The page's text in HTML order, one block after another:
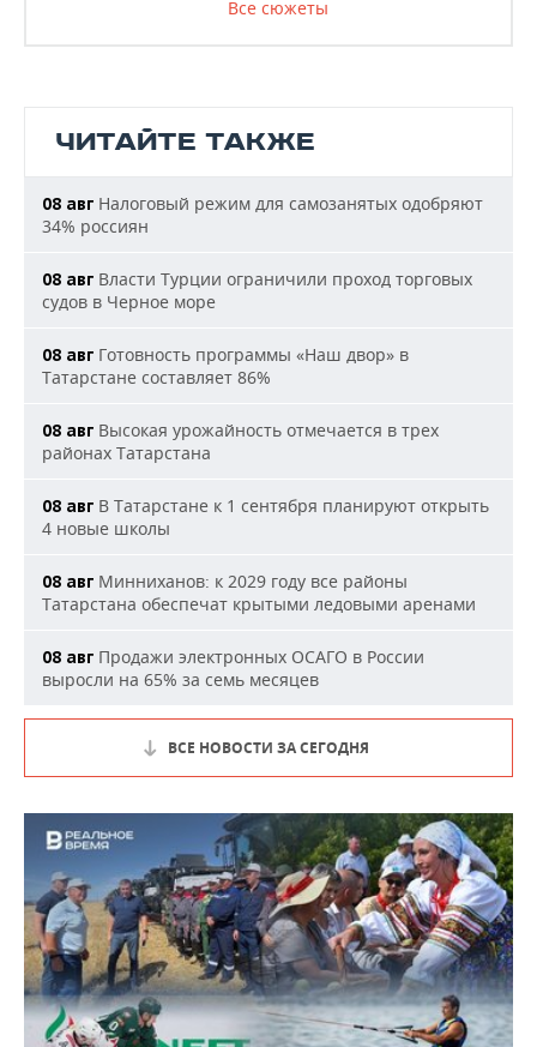
Все сюжеты
ЧИТАЙТЕ ТАКЖЕ
08 авг Налоговый режим для самозанятых одобряют
34% россиян
08 авг Власти Турции ограничили проход торговых
судов в Черное море
08 авг Готовность программы «Наш двор» в
Татарстане составляет 86%
08 авг Высокая урожайность отмечается в трех
районах Татарстана
08 авг В Татарстане к 1 сентября планируют открыть
4 новые школы
08 авг Минниханов: к 2029 году все районы
Татарстана обеспечат крытыми ледовыми аренами
08 авг Продажи электронных ОСАГО в России
выросли на 65% за семь месяцев
ВСЕ НОВОСТИ ЗА СЕГОДНЯ